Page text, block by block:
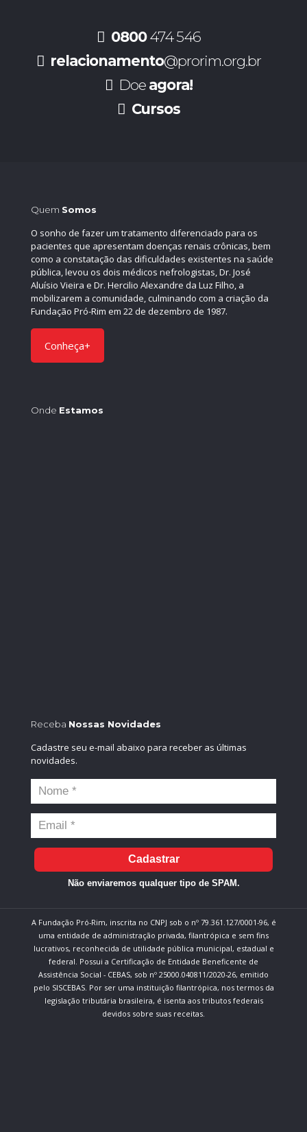
0800474 546
relacionamento@prorim.org.br
Doe agora!
Cursos
Quem Somos
O sonho de fazer um tratamento diferenciado para os
pacientes que apresentam doenças renais crônicas, bem
como a constatação das dificuldades existentes na saúde
pública, levou os dois médicos nefrologistas, Dr. José
Aluísio Vieira e Dr. Hercilio Alexandre da Luz Filho, a
mobilizarem a comunidade, culminando com a criação da
Fundação Pró-Rim em 22 de dezembro de 1987.
Conheça+
Onde Estamos
Receba Nossas Novidades
Cadastre seu e-mail abaixo para receber as últimas
novidades.
Cadastrar
Não enviaremos qualquer tipo de SPAM.
A Fundação Pró-Rim, inscrita no CNPJ sob o nº 79.361.127/0001-96, é
uma entidade de administração privada, filantrópica e sem fins
lucrativos, reconhecida de utilidade pública municipal, estadual e
federal. Possui a Certificação de Entidade Beneficente de
Assistência Social - CEBAS, sob nº 25000.040811/2020-26, emitido
pelo SISCEBAS. Por ser uma instituição filantrópica, nos termos da
legislação tributária brasileira, é isenta aos tributos federais
devidos sobre suas receitas.